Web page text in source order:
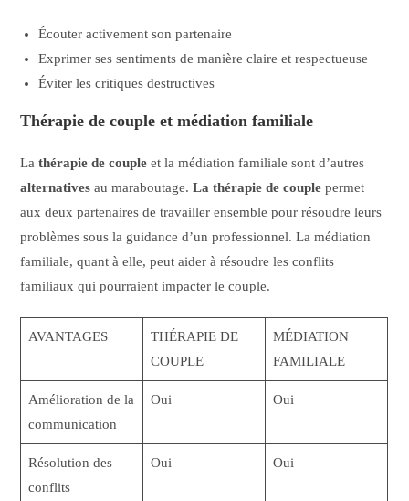
Écouter activement son partenaire
Exprimer ses sentiments de manière claire et respectueuse
Éviter les critiques destructives
Thérapie de couple et médiation familiale
Lathérapie de couple et la médiation familiale sont d’autres
alternatives au maraboutage.La thérapie de couple permet
aux deux partenaires de travailler ensemble pour résoudre leurs
problèmes sous la guidance d’un professionnel. La médiation
familiale, quant à elle, peut aider à résoudre les conflits
familiaux qui pourraient impacter le couple.
AVANTAGES
THÉRAPIE DE
COUPLE
MÉDIATION
FAMILIALE
Amélioration de la
communication
Oui Oui
Résolution des
conflits
Oui Oui